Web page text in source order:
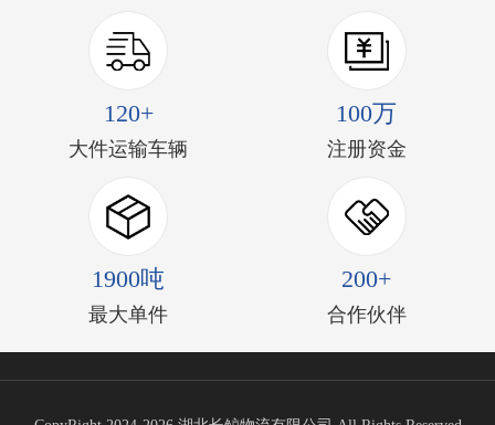
120+
大件运输车辆
100万
注册资金
1900吨
最大单件
200+
合作伙伴